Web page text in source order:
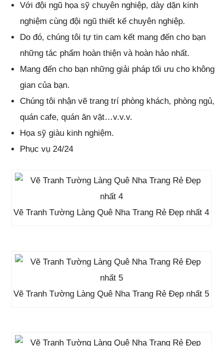
Với đội ngũ họa sỹ chuyên nghiệp, dày dặn kinh
nghiệm cùng đội ngũ thiết kế chuyên nghiệp.
Do đó, chúng tôi tự tin cam kết mang đến cho bạn
những tác phẩm hoàn thiện và hoàn hảo nhất.
Mang đến cho bạn những giải pháp tối ưu cho không
gian của bạn.
Chúng tôi nhận vẽ trang trí phòng khách, phòng ngủ,
quán cafe, quán ăn vặt…v.v.v.
Họa sỹ giàu kinh nghiệm.
Phục vụ 24/24
Vẽ Tranh Tường Làng Quê Nha Trang Rẻ Đẹp nhất 4
Vẽ Tranh Tường Làng Quê Nha Trang Rẻ Đẹp nhất 5